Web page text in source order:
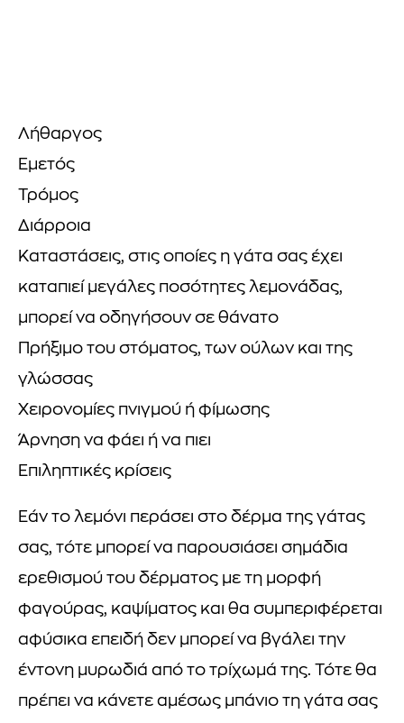
Λήθαργος
Εμετός
Τρόμος
Διάρροια
Καταστάσεις, στις οποίες η γάτα σας έχει
καταπιεί μεγάλες ποσότητες λεμονάδας,
μπορεί να οδηγήσουν σε θάνατο
Πρήξιμο του στόματος, των ούλων και της
γλώσσας
Χειρονομίες πνιγμού ή φίμωσης
Άρνηση να φάει ή να πιει
Επιληπτικές κρίσεις
Εάν το λεμόνι περάσει στο δέρμα της γάτας
σας, τότε μπορεί να παρουσιάσει σημάδια
ερεθισμού του δέρματος με τη μορφή
φαγούρας, καψίματος και θα συμπεριφέρεται
αφύσικα επειδή δεν μπορεί να βγάλει την
έντονη μυρωδιά από το τρίχωμά της. Τότε θα
πρέπει να κάνετε αμέσως μπάνιο τη γάτα σας